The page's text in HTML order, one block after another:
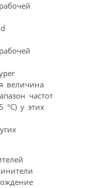
величина
частот
°С) у этих